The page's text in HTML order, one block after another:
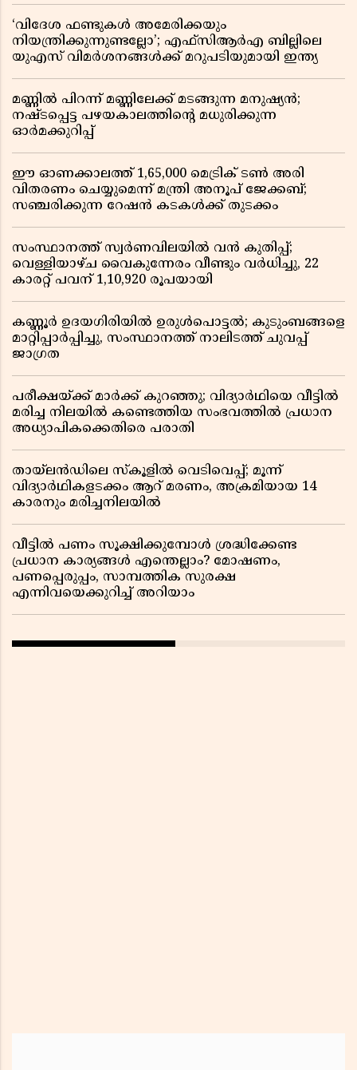
‘വിദേശ ഫണ്ടുകൾ അമേരിക്കയും
നിയന്ത്രിക്കുന്നുണ്ടല്ലോ’; എഫ്സിആർഎ ബില്ലിലെ
യുഎസ് വിമർശനങ്ങൾക്ക് മറുപടിയുമായി ഇന്ത്യ
മണ്ണിൽ പിറന്ന് മണ്ണിലേക്ക് മടങ്ങുന്ന മനുഷ്യൻ;
നഷ്ടപ്പെട്ട പഴയകാലത്തിൻ്റെ മധുരിക്കുന്ന
ഓർമക്കുറിപ്പ്
ഈ ഓണക്കാലത്ത് 1,65,000 മെട്രിക് ടൺ അരി
വിതരണം ചെയ്യുമെന്ന് മന്ത്രി അനൂപ് ജേക്കബ്;
സഞ്ചരിക്കുന്ന റേഷൻ കടകൾക്ക് തുടക്കം
സംസ്ഥാനത്ത് സ്വർണവിലയിൽ വൻ കുതിപ്പ്;
വെള്ളിയാഴ്ച വൈകുന്നേരം വീണ്ടും വർധിച്ചു, 22
കാരറ്റ് പവന് 1,10,920 രൂപയായി
കണ്ണൂർ ഉദയഗിരിയിൽ ഉരുൾപൊട്ടൽ; കുടുംബങ്ങളെ
മാറ്റിപ്പാർപ്പിച്ചു, സംസ്ഥാനത്ത് നാലിടത്ത് ചുവപ്പ്
ജാഗ്രത
പരീക്ഷയ്ക്ക് മാർക്ക് കുറഞ്ഞു; വിദ്യാർഥിയെ വീട്ടിൽ
മരിച്ച നിലയിൽ കണ്ടെത്തിയ സംഭവത്തിൽ പ്രധാന
അധ്യാപികക്കെതിരെ പരാതി
തായ്‌ലൻഡിലെ സ്‌കൂളിൽ വെടിവെപ്പ്; മൂന്ന്
വിദ്യാർഥികളടക്കം ആറ് മരണം, അക്രമിയായ 14
കാരനും മരിച്ചനിലയിൽ
വീട്ടിൽ പണം സൂക്ഷിക്കുമ്പോൾ ശ്രദ്ധിക്കേണ്ട
പ്രധാന കാര്യങ്ങൾ എന്തെല്ലാം? മോഷണം,
പണപ്പെരുപ്പം, സാമ്പത്തിക സുരക്ഷ
എന്നിവയെക്കുറിച്ച് അറിയാം